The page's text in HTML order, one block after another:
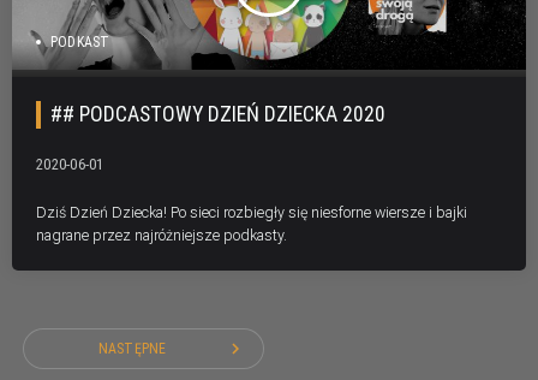
PODKAST
## PODCASTOWY DZIEŃ DZIECKA 2020
2020-06-01
Dziś Dzień Dziecka! Po sieci rozbiegły się niesforne wiersze i bajki
nagrane przez najróżniejsze podkasty.
NASTĘPNE navigate_next